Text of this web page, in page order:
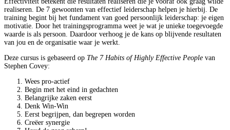
realiseren. De 7 gewoonten van effectief leiderschap helpen je hierbij. De
training begint bij het fundament van goed persoonlijk leiderschap: je eigen
motivatie. Door het trainingsprogramma weet je wat je unieke toegevoegde
waarde is als persoon. Daardoor verhoog je de kans op blijvende resultaten
van jou en de organisatie waar je werkt.
Deze cursus is gebaseerd op The 7 Habits of Highly Effective People van
Stephen Covey:
Wees pro-actief
Begin met het eind in gedachten
Belangrijke zaken eerst
Denk Win-Win
Eerst begrijpen, dan begrepen worden
Creëer synergie